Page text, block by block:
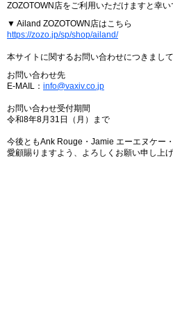
ZOZOTOWN店をご利用いただけますと幸い
▼ Ailand ZOZOTOWN店はこちら
https://zozo.jp/sp/shop/ailand/
本サイトに関するお問い合わせにつきまし
お問い合わせ先
E-MAIL： info@vaxiv.co.jp
お問い合わせ受付期間
令和8年8月31日（月）まで
今後ともAnk Rouge・Jamie エーエヌケー
愛顧賜りますよう、よろしくお願い申し上げ